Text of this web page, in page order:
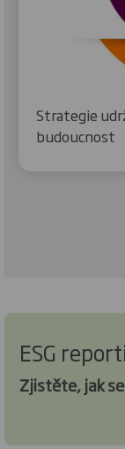
Strategie
budoucnost
ESG
Zjistěte, jak